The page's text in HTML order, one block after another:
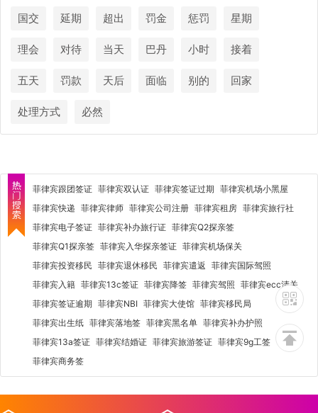
国交 延期 超出 罚金 惩罚 星期
理会 对待 当天 巴丹 小时 接着
五天 罚款 天后 面临 别的 回家
处理方式 必然
菲律宾跟团签证 菲律宾双认证 菲律宾签证过期 菲律宾机场小黑屋
菲律宾快递 菲律宾律师 菲律宾公司注册 菲律宾租房 菲律宾旅行社
菲律宾电子签证 菲律宾补办旅行证 菲律宾Q2探亲签
菲律宾Q1探亲签 菲律宾入华探亲签证 菲律宾机场保关
菲律宾投资移民 菲律宾退休移民 菲律宾遣返 菲律宾国际驾照
菲律宾入籍 菲律宾13c签证 菲律宾降签 菲律宾驾照 菲律宾ecc清关
菲律宾签证逾期 菲律宾NBI 菲律宾大使馆 菲律宾移民局
菲律宾出生纸 菲律宾落地签 菲律宾黑名单 菲律宾补办护照
菲律宾13a签证 菲律宾结婚证 菲律宾旅游签证 菲律宾9g工签
菲律宾商务签